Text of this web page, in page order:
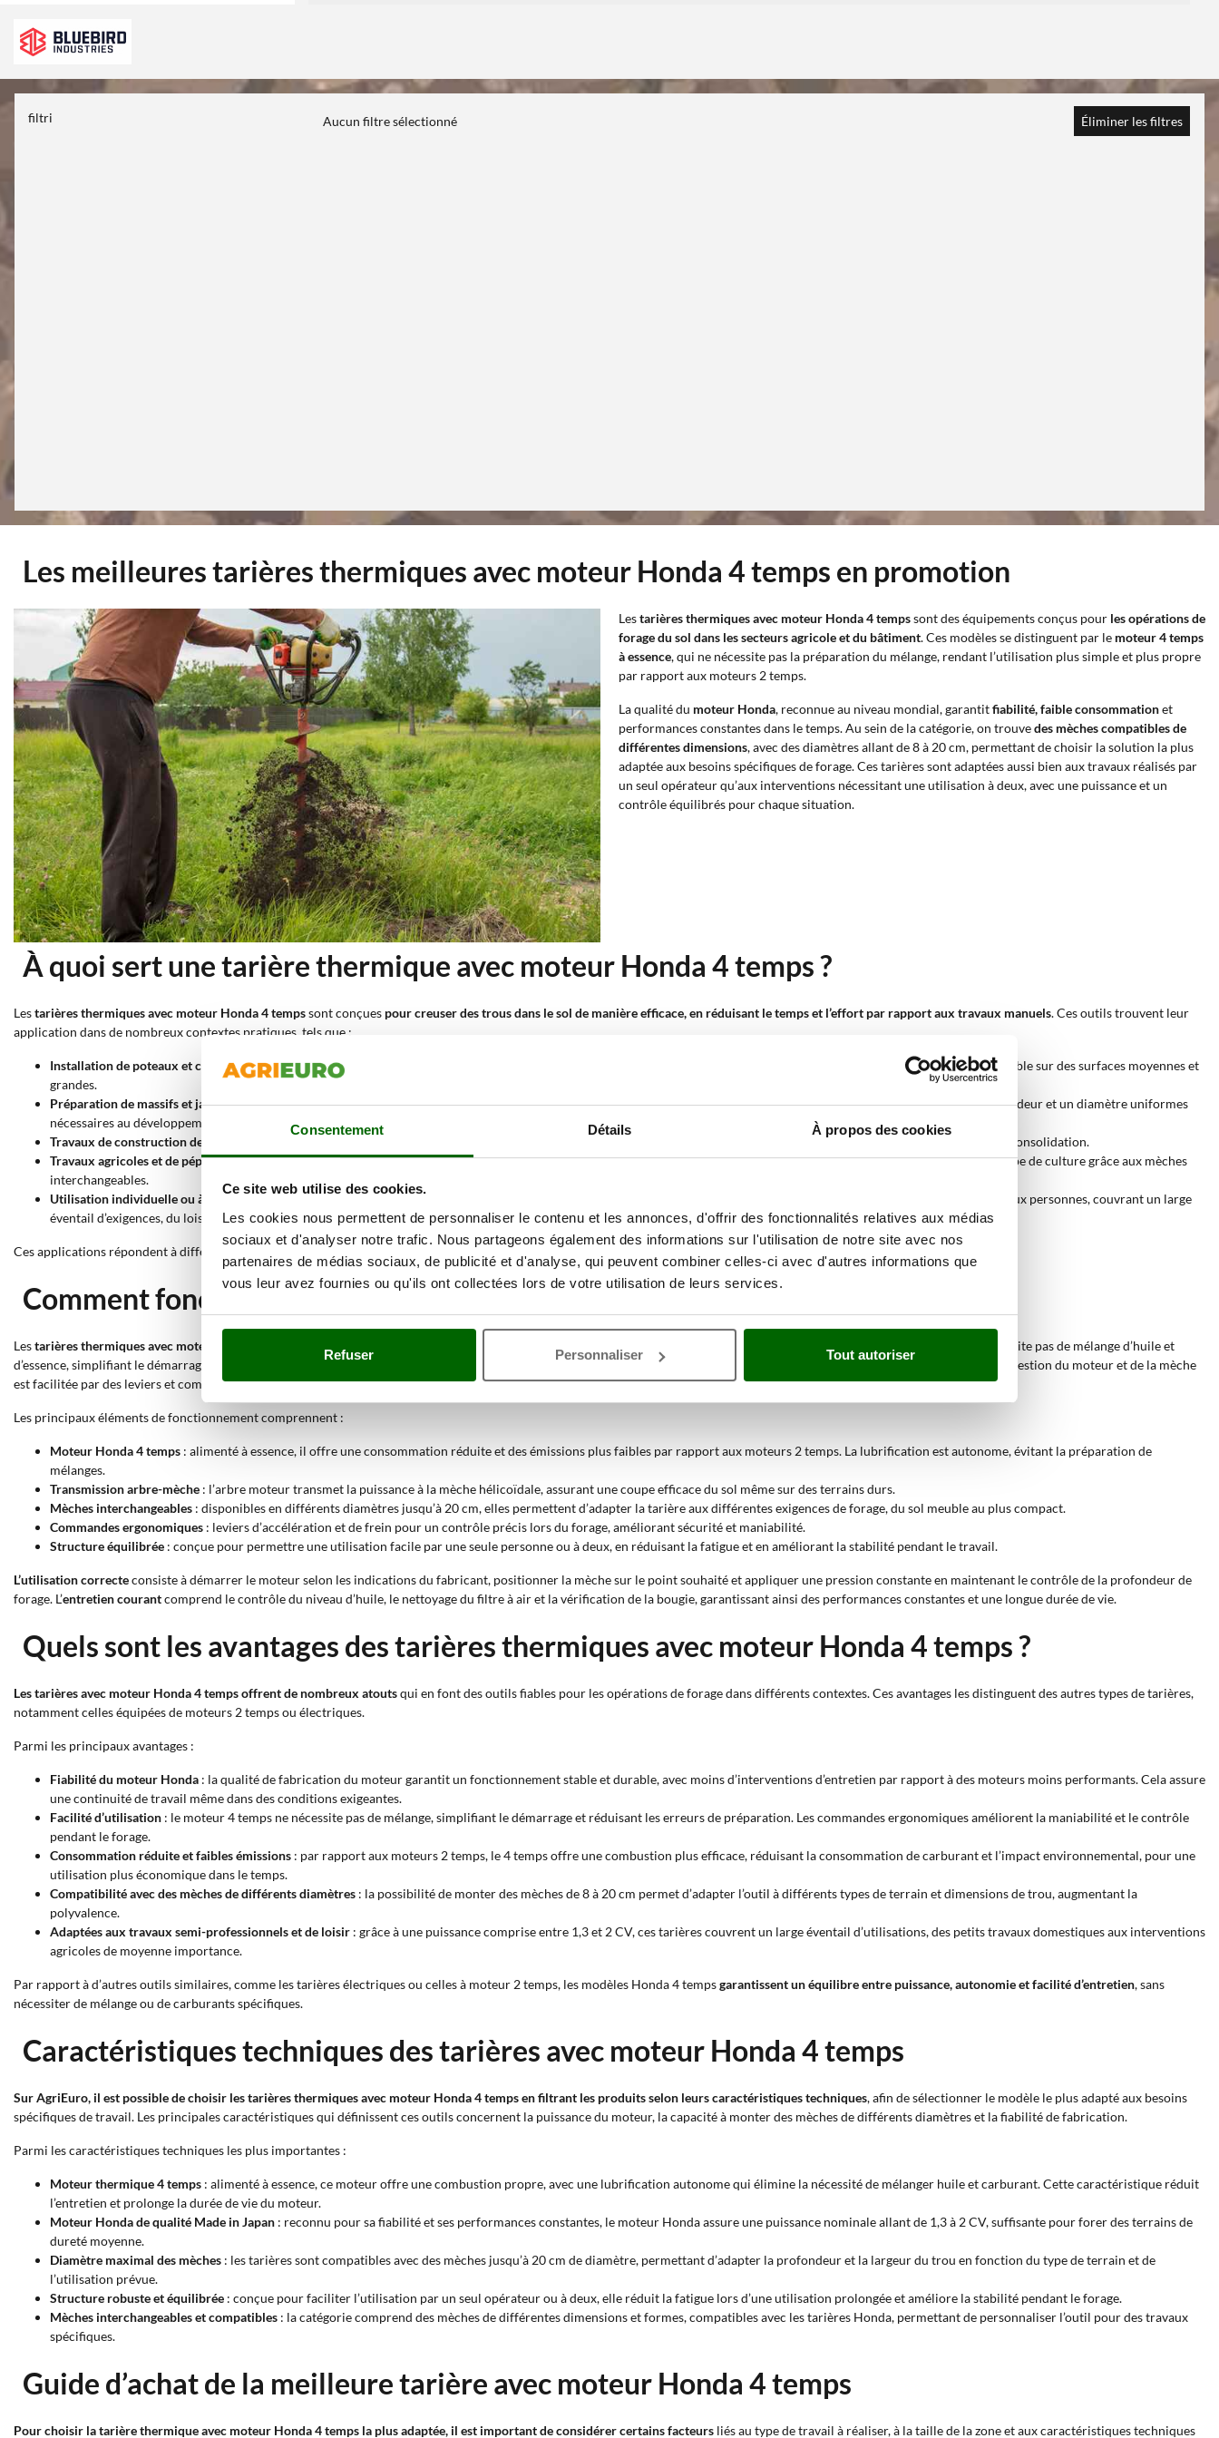
Consentement Détails À propos des cookies
Ce site web utilise des cookies.
Les cookies nous permettent de personnaliser le contenu et les annonces, d'offrir des fonctionnalités relatives aux médias
sociaux et d'analyser notre trafic. Nous partageons également des informations sur l'utilisation de notre site avec nos
partenaires de médias sociaux, de publicité et d'analyse, qui peuvent combiner celles-ci avec d'autres informations que
vous leur avez fournies ou qu'ils ont collectées lors de votre utilisation de leurs services.
Refuser Personnaliser Tout autoriser
filtri Aucun filtre sélectionné Éliminer les filtres
Les meilleures tarières thermiques avec moteur Honda 4 temps en promotion
Lestarières thermiques avec moteur Honda 4 tempssont des équipements conçus pour les opérations de
forage du sol dans les secteurs agricole et du bâtiment. Ces modèles se distinguent par le moteur 4 temps
à essence, qui ne nécessite pas la préparation du mélange, rendant l’utilisation plus simple et plus propre
par rapport aux moteurs 2 temps.
La qualité du moteur Honda, reconnue au niveau mondial, garantitfiabilité, faible consommationet
performances constantes dans le temps. Au sein de la catégorie, on trouvedes mèches compatibles de
différentes dimensions, avec des diamètres allant de 8 à 20 cm, permettant de choisir la solution la plus
adaptée aux besoins spécifiques de forage. Ces tarières sont adaptées aussi bien aux travaux réalisés par
un seul opérateur qu’aux interventions nécessitant une utilisation à deux, avec une puissance et un
contrôle équilibrés pour chaque situation.
À quoi sert une tarière thermique avec moteur Honda 4 temps ?
Lestarières thermiques avec moteur Honda 4 tempssont conçues pour creuser des trous dans le sol de manière efficace, en réduisant le temps et l’effort par rapport aux travaux manuels. Ces outils trouvent leur
application dans de nombreux contextes pratiques, tels que :
Installation de poteaux et clôtures: elles permettent de réaliser des trous précis pour l’insertion de poteaux de clôture ou de supports structurels, avec un gain de temps notable sur des surfaces moyennes et
grandes.
Préparation de massifs et jardins ornementaux: elles facilitent la création de trous pour la plantation d’arbres, d’arbustes et de plantes ornementales, en assurant une profondeur et un diamètre uniformes
nécessaires au développement des racines.
Travaux de construction de petite envergure
: elles sont utilisées sur les chantiers pour le forage du sol lors de la pose de plots, de fondations légères ou pour des travaux de consolidation.
Travaux agricoles et de pépinière: elles soutiennent les activités de semis et de transplantation, en permettant de réaliser des trous de dimensions variables, adaptables au type de culture grâce aux mèches
interchangeables.
Utilisation individuelle ou à deux opérateurs : la structure et la puissance de ces tarières les rendent adaptées aussi bien à un usage individuel qu’à des travaux nécessitant deux personnes, couvrant un large
éventail d’exigences, du loisir au semi-professionnel.
Ces applications répondent à différentes exigences opérationnelles et niveaux de compétence , rendant les tarières avec moteur Honda 4 temps utiles dans de nombreux secteurs.
Comment fonctionne une tarière avec moteur Honda 4 temps ?
Lestarières thermiques avec moteur Honda 4 temps
, reconnu pour son efficacité et sa fiabilité. Ce type de moteur ne nécessite pas de mélange d’huile et
d’essence, simplifiant le démarrage et l’entretien. La
puissance est transmise directement à l’arbre, sur lequel est montée la mèche, qui fore le sol en tournant à vitesse contrôlée
. La gestion du moteur et de la mèche
est facilitée par des leviers et commandes ergonomiques permettant de régler la profondeur et la vitesse de forage.
Les principaux éléments de fonctionnement comprennent :
Moteur Honda 4 temps : alimenté à essence, il offre une consommation réduite et des émissions plus faibles par rapport aux moteurs 2 temps. La lubrification est autonome, évitant la préparation de
mélanges.
Transmission arbre-mèche : l’arbre moteur transmet la puissance à la mèche hélicoïdale, assurant une coupe efficace du sol même sur des terrains durs.
Mèches interchangeables : disponibles en différents diamètres jusqu’à 20 cm, elles permettent d’adapter la tarière aux différentes exigences de forage, du sol meuble au plus compact.
Commandes ergonomiques : leviers d’accélération et de frein pour un contrôle précis lors du forage, améliorant sécurité et maniabilité.
Structure équilibrée : conçue pour permettre une utilisation facile par une seule personne ou à deux, en réduisant la fatigue et en améliorant la stabilité pendant le travail.
L’utilisation correcteconsiste à démarrer le moteur selon les indications du fabricant, positionner la mèche sur le point souhaité et appliquer une pression constante en maintenant le contrôle de la profondeur de
forage. L’entretien courantcomprend le contrôle du niveau d’huile, le nettoyage du filtre à air et la vérification de la bougie, garantissant ainsi des performances constantes et une longue durée de vie.
Quels sont les avantages des tarières thermiques avec moteur Honda 4 temps ?
Les tarières avec moteur Honda 4 temps offrent de nombreux atoutsqui en font des outils fiables pour les opérations de forage dans différents contextes. Ces avantages les distinguent des autres types de tarières,
notamment celles équipées de moteurs 2 temps ou électriques.
Parmi les principaux avantages :
Fiabilité du moteur Honda : la qualité de fabrication du moteur garantit un fonctionnement stable et durable, avec moins d’interventions d’entretien par rapport à des moteurs moins performants. Cela assure
une continuité de travail même dans des conditions exigeantes.
Facilité d’utilisation : le moteur 4 temps ne nécessite pas de mélange, simplifiant le démarrage et réduisant les erreurs de préparation. Les commandes ergonomiques améliorent la maniabilité et le contrôle
pendant le forage.
Consommation réduite et faibles émissions : par rapport aux moteurs 2 temps, le 4 temps offre une combustion plus efficace, réduisant la consommation de carburant et l’impact environnemental, pour une
utilisation plus économique dans le temps.
Compatibilité avec des mèches de différents diamètres : la possibilité de monter des mèches de 8 à 20 cm permet d’adapter l’outil à différents types de terrain et dimensions de trou, augmentant la
polyvalence.
Adaptées aux travaux semi-professionnels et de loisir : grâce à une puissance comprise entre 1,3 et 2 CV, ces tarières couvrent un large éventail d’utilisations, des petits travaux domestiques aux interventions
agricoles de moyenne importance.
Par rapport à d’autres outils similaires, comme les tarières électriques ou celles à moteur 2 temps, les modèles Honda 4 tempsgarantissent un équilibre entre puissance, autonomie et facilité d’entretien, sans
nécessiter de mélange ou de carburants spécifiques.
Caractéristiques techniques des tarières avec moteur Honda 4 temps
Sur AgriEuro, il est possible de choisir les tarières thermiques avec moteur Honda 4 temps en filtrant les produits selon leurs caractéristiques techniques, afin de sélectionner le modèle le plus adapté aux besoins
spécifiques de travail. Les principales caractéristiques qui définissent ces outils concernent la puissance du moteur, la capacité à monter des mèches de différents diamètres et la fiabilité de fabrication.
Parmi les caractéristiques techniques les plus importantes :
Moteur thermique 4 temps : alimenté à essence, ce moteur offre une combustion propre, avec une lubrification autonome qui élimine la nécessité de mélanger huile et carburant. Cette caractéristique réduit
l’entretien et prolonge la durée de vie du moteur.
Moteur Honda de qualité Made in Japan : reconnu pour sa fiabilité et ses performances constantes, le moteur Honda assure une puissance nominale allant de 1,3 à 2 CV, suffisante pour forer des terrains de
dureté moyenne.
Diamètre maximal des mèches : les tarières sont compatibles avec des mèches jusqu’à 20 cm de diamètre, permettant d’adapter la profondeur et la largeur du trou en fonction du type de terrain et de
l’utilisation prévue.
Structure robuste et équilibrée : conçue pour faciliter l’utilisation par un seul opérateur ou à deux, elle réduit la fatigue lors d’une utilisation prolongée et améliore la stabilité pendant le forage.
Mèches interchangeables et compatibles : la catégorie comprend des mèches de différentes dimensions et formes, compatibles avec les tarières Honda, permettant de personnaliser l’outil pour des travaux
spécifiques.
Guide d’achat de la meilleure tarière avec moteur Honda 4 temps
Pour choisir la tarière thermique avec moteur Honda 4 temps la plus adaptée, il est important de considérer certains facteurs liés au type de travail à réaliser, à la taille de la zone et aux caractéristiques techniques